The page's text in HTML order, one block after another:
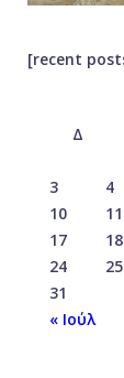
[recent
Δ
3
4
10
11
17
18
24
25
31
« Ιούλ